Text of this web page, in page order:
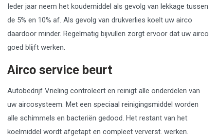
Ieder jaar neem het koudemiddel als gevolg van lekkage tussen
de 5% en 10% af. Als gevolg van drukverlies koelt uw airco
daardoor minder. Regelmatig bijvullen zorgt ervoor dat uw airco
goed blijft werken.
Airco service beurt
Autobedrijf Vrieling controleert en reinigt alle onderdelen van
uw aircosysteem. Met een speciaal reinigingsmiddel worden
alle schimmels en bacteriën gedood. Het restant van het
koelmiddel wordt afgetapt en compleet ververst. werken.